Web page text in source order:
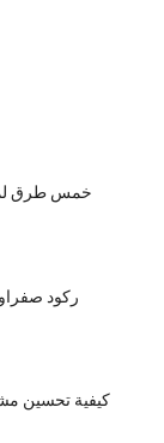
خمس طرق
ركود
كيفية تحسين